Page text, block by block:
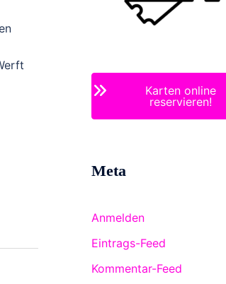
Karten online
reservieren!
Meta
Anmelden
Eintrags-Feed
Kommentar-Feed